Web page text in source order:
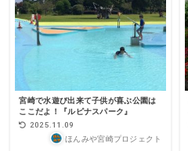
宮崎で水遊び出来て子供が喜ぶ公園は
ここだよ！『ルピナスパーク』
2025.11.09
ほんみや宮崎プロジェクト